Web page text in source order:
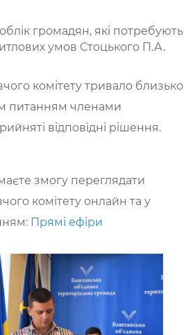
громадян, які потребують
умов Стоцького П.А.
комітету тривало близько
питанням членами
відповідні рішення.
змогу переглядати
комітету онлайн та у
Прямі ефіри